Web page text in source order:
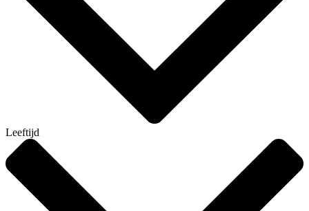
Leeftijd